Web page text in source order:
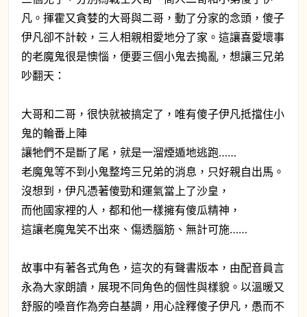
凡。揮霍又貪婪的大哥與二哥，動了分家的念頭，傻子
伊凡卻不計較，三人相親相愛地分了家。這讓喜愛壞事
的老魔鬼很是懊惱，便要三個小鬼去搗亂，想讓三兄弟
吵翻天：
大哥和二哥，很快就被搞定了，唯有傻子伊凡抵擋住小
鬼的輪番上陣
讓牠們不是斷了尾，就是一溜煙遁地逃跑……
老魔鬼等不到小鬼整垮三兄弟的消息，只好親自出馬。
沒想到，伊凡憑著傻勁和運氣當上了沙皇，
而他國家裡的人，都和他一樣擁有傻瓜精神，
這讓老魔鬼笑不出來、傷透腦筋、無計可施……
故事中有著各式角色，這次的有聲書版本，由配音員言
永為大家朗讀，展現不同角色的個性與樣貌。以溫暖又
舒服的嗓音作為旁白基調，用心詮釋傻子伊凡，愚而不